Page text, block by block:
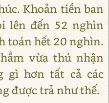
Khoản tiền ban
lên đến 52 nghìn
toán hết 20 nghìn.
vừa thú nhận
gì hơn tất cả các
được trả như thế.